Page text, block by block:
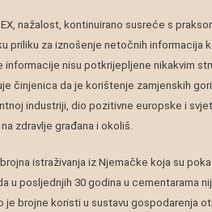
nažalost, kontinuirano susreće s
priliku za iznošenje netočnih informacija
informacije nisu potkrijepljene nikakvim
činjenica da je korištenje zamjenskih
industriji, dio pozitivne europske i
zdravlje građana i okoliš.
istraživanja iz Njemačke koja su
u posljednjih 30 godina u cementarama
je brojne koristi u sustavu gospodarenja